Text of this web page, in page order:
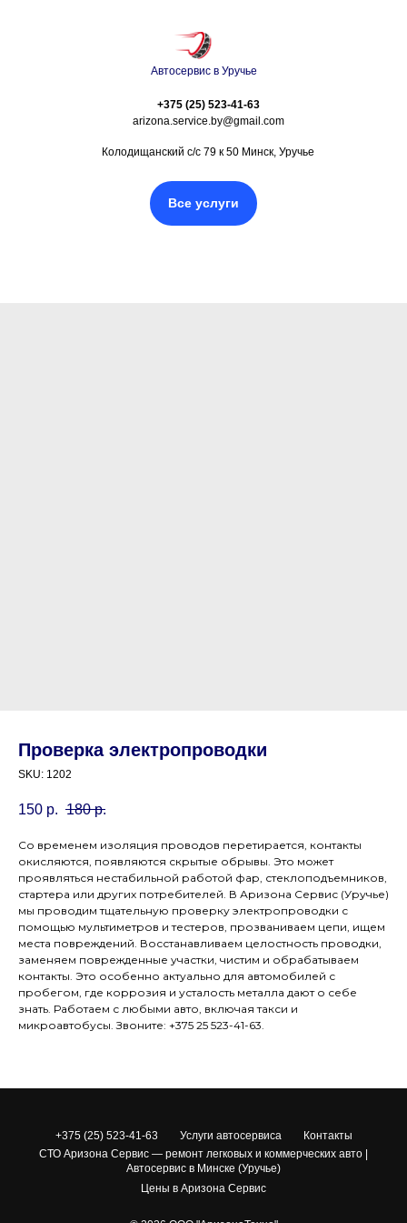
Автосервис в Уручье
+375 (25) 523-41-63
arizona.service.by@gmail.com
Колодищанский с/с 79 к 50 Минск, Уручье
Все услуги
Проверка электропроводки
SKU: 1202
150 р. 180 р.
Со временем изоляция проводов перетирается, контакты
окисляются, появляются скрытые обрывы. Это может
проявляться нестабильной работой фар, стеклоподъемников,
стартера или других потребителей. В Аризона Сервис (Уручье)
мы проводим тщательную проверку электропроводки с
помощью мультиметров и тестеров, прозваниваем цепи, ищем
места повреждений. Восстанавливаем целостность проводки,
заменяем поврежденные участки, чистим и обрабатываем
контакты. Это особенно актуально для автомобилей с
пробегом, где коррозия и усталость металла дают о себе
знать. Работаем с любыми авто, включая такси и
микроавтобусы. Звоните: +375 25 523-41-63.
+375 (25) 523-41-63 Услуги автосервиса
Контакты
СТО Аризона Сервис — ремонт легковых и коммерческих авто |
Автосервис в Минске (Уручье)
Цены в Аризона Сервис